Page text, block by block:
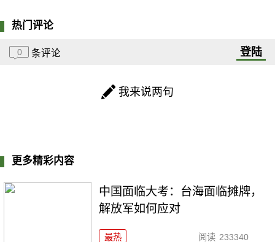
热门评论
0 条评论 登陆
我来说两句
更多精彩内容
中国面临大考：台海面临摊牌，
解放军如何应对
最热 阅读 233340